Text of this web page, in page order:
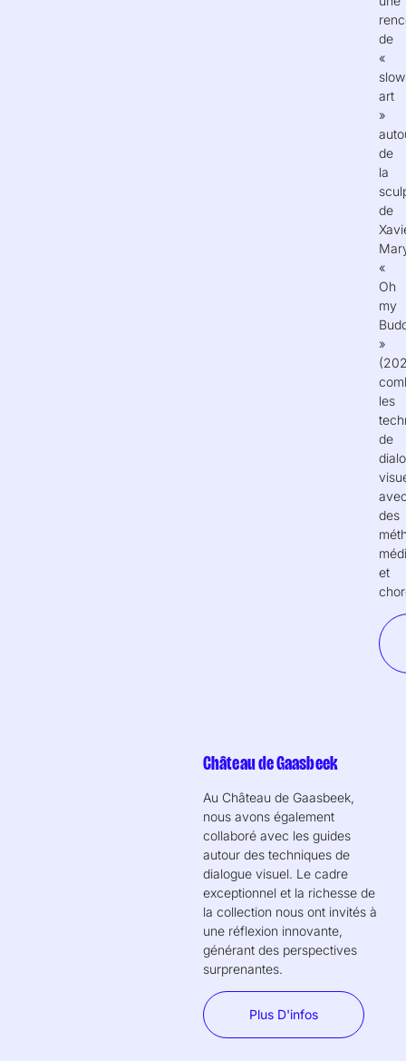
de
«
art
»
de
la
de
«
Oh
my
»
les
de
des
et
Château de Gaasbeek
Au Château de Gaasbeek,
nous avons également
collaboré avec les guides
autour des techniques de
dialogue visuel. Le cadre
exceptionnel et la richesse de
la collection nous ont invités à
une réflexion innovante,
générant des perspectives
surprenantes.
Plus D'infos